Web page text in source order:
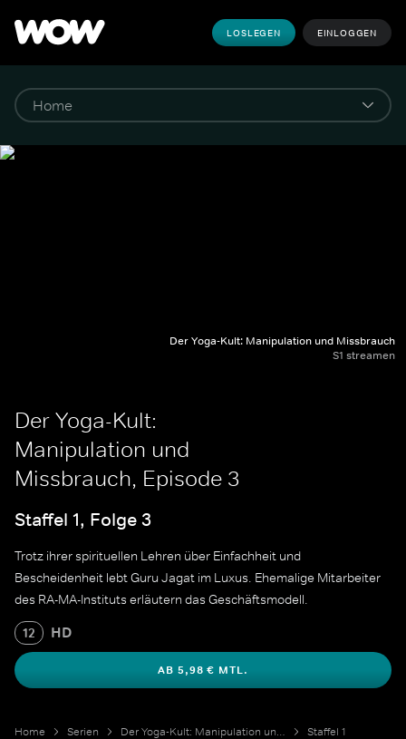
LOSLEGEN EINLOGGEN
Der Yoga-Kult: Manipulation und Missbrauch
S1 streamen
Der Yoga-Kult:
Manipulation und
Missbrauch, Episode 3
Staffel 1, Folge 3
Trotz ihrer spirituellen Lehren über Einfachheit und
Bescheidenheit lebt Guru Jagat im Luxus. Ehemalige Mitarbeiter
des RA-MA-Instituts erläutern das Geschäftsmodell.
12 HD
AB 5,98 € MTL.
Home Serien Der Yoga-Kult: Manipulation und Missbrauch
Staffel 1